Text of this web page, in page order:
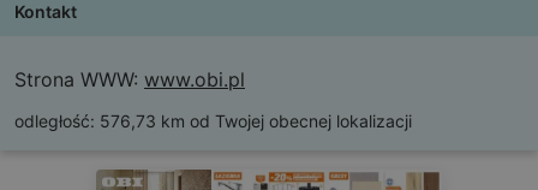
Kontakt
Strona WWW: www.obi.pl
odległość: 576,73 km od Twojej obecnej lokalizacji